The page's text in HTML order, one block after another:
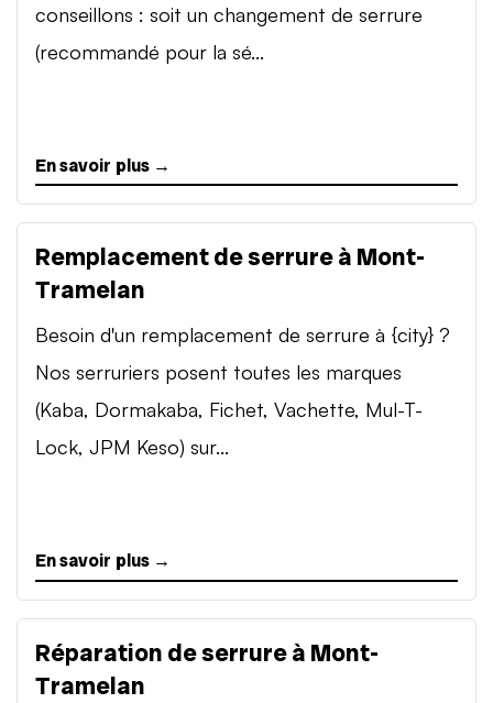
conseillons : soit un changement de serrure
(recommandé pour la sé...
En savoir plus →
Remplacement de serrure à Mont-
Tramelan
Besoin d'un remplacement de serrure à {city} ?
Nos serruriers posent toutes les marques
(Kaba, Dormakaba, Fichet, Vachette, Mul-T-
Lock, JPM Keso) sur...
En savoir plus →
Réparation de serrure à Mont-
Tramelan